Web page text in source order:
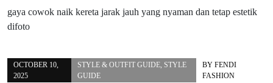
gaya cowok naik kereta jarak jauh yang nyaman dan tetap estetik
difoto
OCTOBER 10,
2025
STYLE & OUTFIT GUIDE, STYLE
GUIDE
BY FENDI
FASHION